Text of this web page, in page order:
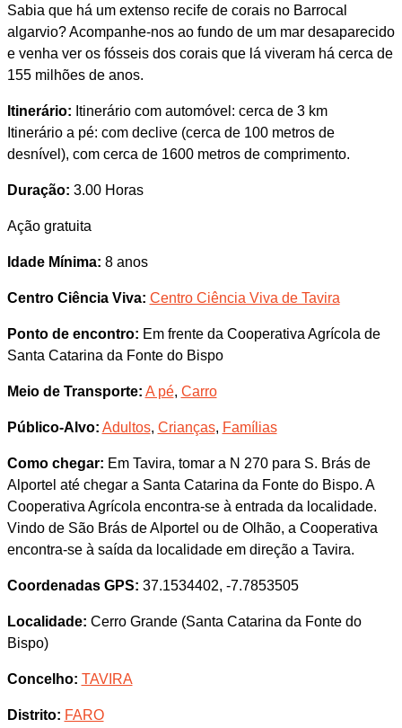
Sabia que há um extenso recife de corais no Barrocal
algarvio? Acompanhe-nos ao fundo de um mar desaparecido
e venha ver os fósseis dos corais que lá viveram há cerca de
155 milhões de anos.
Itinerário: Itinerário com automóvel: cerca de 3 km
Itinerário a pé: com declive (cerca de 100 metros de
desnível), com cerca de 1600 metros de comprimento.
Duração: 3.00 Horas
Ação gratuita
Idade Mínima: 8 anos
Centro Ciência Viva: Centro Ciência Viva de Tavira
Ponto de encontro: Em frente da Cooperativa Agrícola de
Santa Catarina da Fonte do Bispo
Meio de Transporte: A pé, Carro
Público-Alvo: Adultos, Crianças, Famílias
Como chegar: Em Tavira, tomar a N 270 para S. Brás de
Alportel até chegar a Santa Catarina da Fonte do Bispo. A
Cooperativa Agrícola encontra-se à entrada da localidade.
Vindo de São Brás de Alportel ou de Olhão, a Cooperativa
encontra-se à saída da localidade em direção a Tavira.
Coordenadas GPS: 37.1534402, -7.7853505
Localidade: Cerro Grande (Santa Catarina da Fonte do
Bispo)
Concelho: TAVIRA
Distrito: FARO